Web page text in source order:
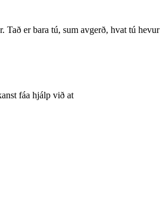
er bara tú, sum avgerð, hvat tú hevur
fáa hjálp við at